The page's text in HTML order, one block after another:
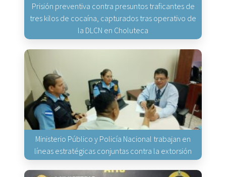
Prisión preventiva contra presuntos traficantes de
tres kilos de cocaína, capturados tras operativo de
la DLCN en Choluteca
Ministerio Público y Policía Nacional trabajan en
líneas estratégicas conjuntas contra la extorsión